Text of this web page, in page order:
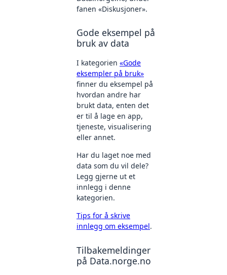
fanen «Diskusjoner».
Gode eksempel på
bruk av data
I kategorien «Gode
eksempler på bruk»
finner du eksempel på
hvordan andre har
brukt data, enten det
er til å lage en app,
tjeneste, visualisering
eller annet.
Har du laget noe med
data som du vil dele?
Legg gjerne ut et
innlegg i denne
kategorien.
Tips for å skrive
innlegg om eksempel.
Tilbakemeldinger
på Data.norge.no